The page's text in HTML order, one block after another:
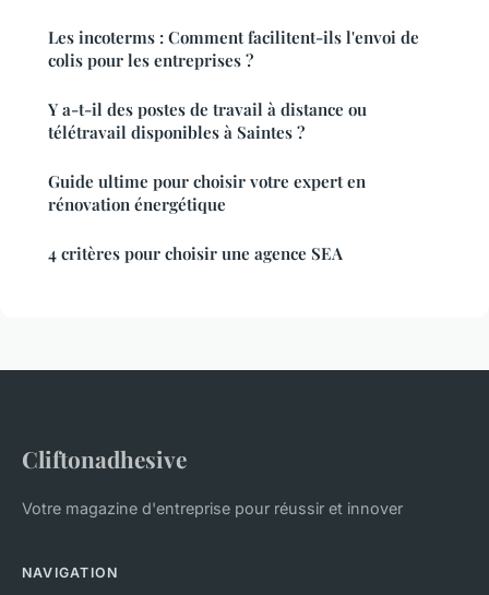
Les incoterms : Comment facilitent-ils l'envoi de
colis pour les entreprises ?
Y a-t-il des postes de travail à distance ou
télétravail disponibles à Saintes ?
Guide ultime pour choisir votre expert en
rénovation énergétique
4 critères pour choisir une agence SEA
Cliftonadhesive
Votre magazine d'entreprise pour réussir et innover
NAVIGATION